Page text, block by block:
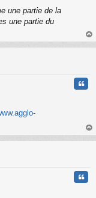
une partie de la
une partie du
au
au